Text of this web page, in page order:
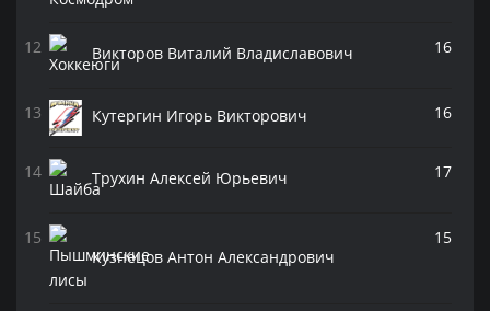
Викторов Виталий Владиславович 16
Кутергин Игорь Викторович 16
Трухин Алексей Юрьевич 17
Кузнецов Антон Александрович
15